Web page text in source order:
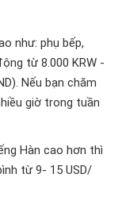
như: phụ bếp,
từ 8.000 KRW -
Nếu bạn chăm
giờ trong tuần
Hàn cao hơn thì
từ 9- 15 USD/